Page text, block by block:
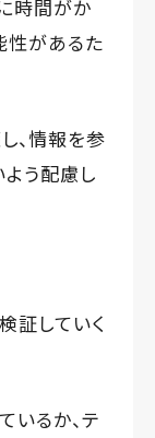
時間がか
性があるた
、情報を参
う配慮し
証していく
いるか、テ